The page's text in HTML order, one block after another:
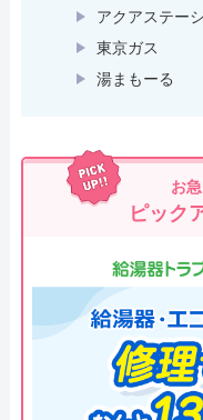
アクアステー
東京ガス
湯まもーる
お
ピック